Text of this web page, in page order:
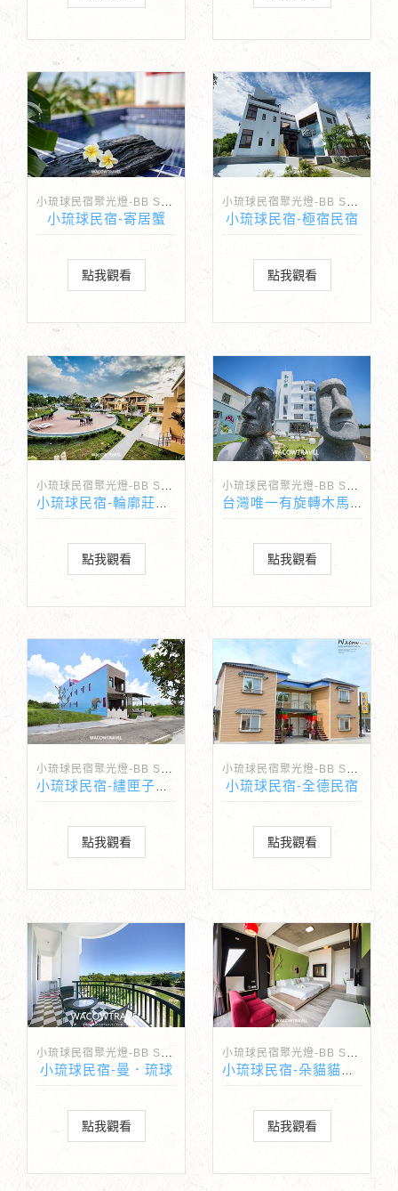
小琉球民宿聚光燈-BB Spotlight
小琉球民宿-寄居蟹
點我觀看
小琉球民宿聚光燈-BB Spotlight
小琉球民宿-極宿民宿
點我觀看
點我觀看 點我觀看
小琉球民宿聚光燈-BB Spotlight
小琉球民宿-繣匣子民宿
點我觀看
小琉球民宿聚光燈-BB Spotlight
小琉球民宿-全德民宿
點我觀看
小琉球民宿-曼．琉球
點我觀看 點我觀看